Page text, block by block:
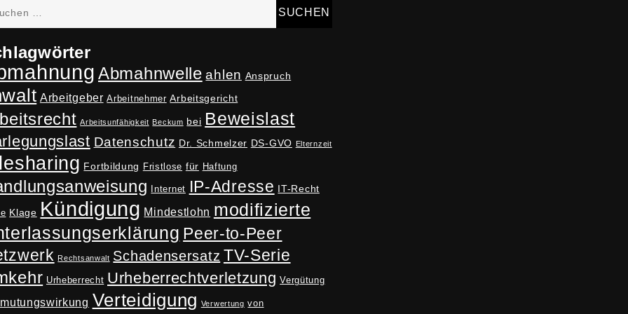
Abmahnwelle ahlen Anspruch
Arbeitgeber Arbeitnehmer Arbeitsgericht
Arbeitsunfähigkeit Beckum bei Beweislast
Datenschutz Dr. Schmelzer DS-GVO Elternzeit
Fortbildung Fristlose für Haftung
Internet IP-Adresse IT-Recht
Klage Kündigung Mindestlohn modifizierte
Peer-to-Peer
Rechtsanwalt Schadensersatz TV-Serie
Urheberrecht Urheberrechtverletzung Vergütung
Verteidigung Verwertung von